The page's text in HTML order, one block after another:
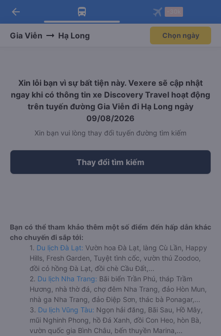
Tải app Vexere ngay!
Nhận ưu đãi thành viên độc
Mở app
Tải app Vexere
-30k/ghế khi đặt vé máy bay qua
Mở app
arrow_back
Gia Viễn Hạ Long Chọn ngày
Xin lỗi bạn vì sự bất tiện này. Vexere sẽ cập nhật
ngay khi có thông tin xe Discovery Travel hoạt động
trên tuyến đường Gia Viễn đi Hạ Long ngày
09/08/2026
Xin bạn vui lòng thay đổi tuyến đường tìm kiếm
Thay đổi tìm kiếm
Bạn có thể tham khảo thêm một số điểm đến hấp dẫn khác
cho chuyến đi sắp tới:
1. Du lịch Đà Lạt: Vườn hoa Đà Lạt, làng Cù Lần, Happy
Hills, Fresh Garden, Tuyệt tình cốc, vườn thú Zoodoo,
đồi cỏ hồng Đà Lạt, đồi chè Cầu Đất,...
2. Du lịch Nha Trang: Bãi biển Trần Phú, tháp Trầm
Hương, nhà thờ đá, chợ đêm Nha Trang, đảo Hòn Mun,
nhà ga Nha Trang, đảo Điệp Sơn, thác bà Ponagar,...
3. Du lịch Vũng Tàu: Ngọn hải đăng, Bãi Sau, Hồ Mây,
mũi Nghinh Phong, hồ Đá Xanh, đồi Con Heo, hòn Bà,
vườn quốc gia Bình Châu, bến thuyền Marina,...